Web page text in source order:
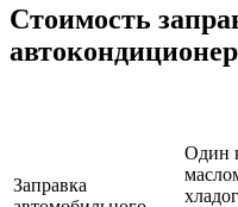
Стоимость
Заправка
Один